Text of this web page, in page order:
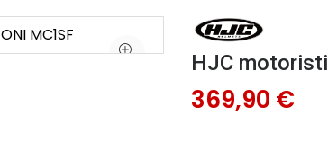
HJC
369,90 €